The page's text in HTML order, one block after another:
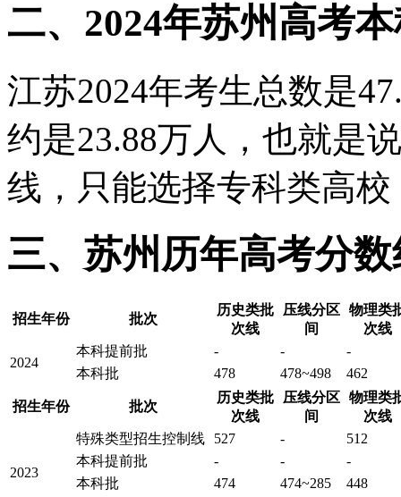
二、2024年苏州高考
江苏2024年考生总数是
约是23.88万人，也就是
线，只能选择专科类高
三、苏州历年高考分数
招生年份 批次
历史类批
次线
压线分区
间
物理类
次线
2024
本科提前批 - -
-
本科批
478 478~498 462
招生年份 批次
历史类批
次线
压线分区
间
物理类
次线
2023
特殊类型招生控制线 527 -
512
本科提前批
- -
-
本科批
474 474~285 448